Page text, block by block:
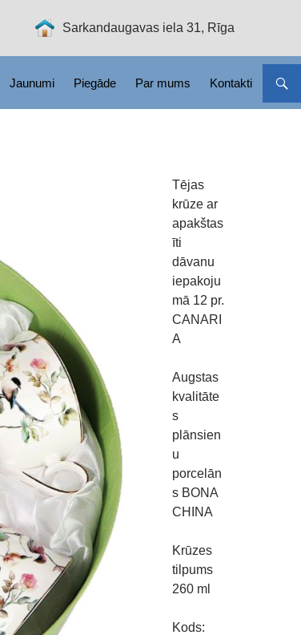
Sarkandaugavas iela 31, Rīga
Jaunumi Piegāde Par mums Kontakti
Tējas
krūze ar
apakštas
īti
dāvanu
iepakoju
mā 12 pr.
CANARI
A
Augstas
kvalitāte
s
plānsien
u
porcelān
s BONA
CHINA
Krūzes
tilpums
260 ml
Kods: